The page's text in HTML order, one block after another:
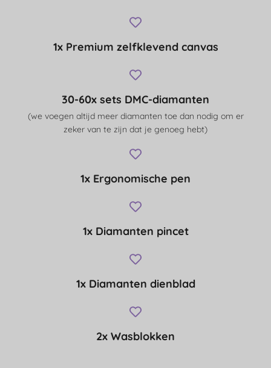
1x Premium zelfklevend canvas
30-60x sets DMC-diamanten
(we voegen altijd meer diamanten toe dan nodig om er
zeker van te zijn dat je genoeg hebt)
1x Ergonomische pen
1x Diamanten pincet
1x Diamanten dienblad
2x Wasblokken